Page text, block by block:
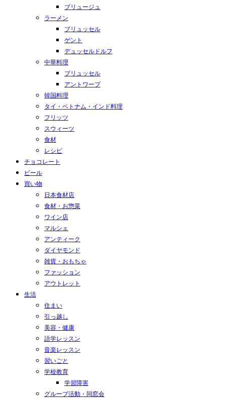
ブリュージュ
ラーメン
ブリュッセル
ゲント
デュッセルドルフ
中華料理
ブリュッセル
アントワープ
韓国料理
タイ・ベトナム・インド料理
フリッツ
スウィーツ
食材
レシピ
チョコレート
ビール
買い物
日本食材店
食材・お惣菜
ワイン店
マルシェ
アンティーク
ダイヤモンド
雑貨・おもちゃ
ファッション
アウトレット
生活
住まい
引っ越し
美容・健康
語学レッスン
音楽レッスン
習いごと
学校教育
学習障害
グループ活動・同窓会